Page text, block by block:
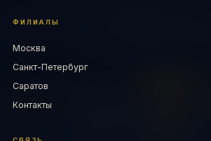
ФИЛИАЛЫ
Москва
Санкт-Петербург
Саратов
Контакты